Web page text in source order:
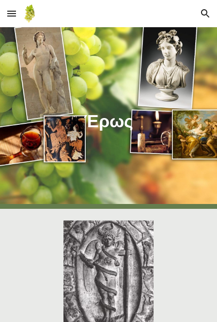
Skip to main content Skip to navigation
Έρως